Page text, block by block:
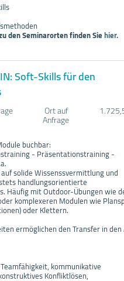
den Seminarorten finden Siehier.
Soft-Skills für den
Ort auf
Anfrage
buchbar:
- Präsentationstraining -
solide Wissenssvermittlung und
handlungsorientierte
Häufig mit Outdoor-Übungen wie
komplexeren Modulen wie
oder Klettern.
ermöglichen den Transfer in
kommunikative
Konfliktlösen,